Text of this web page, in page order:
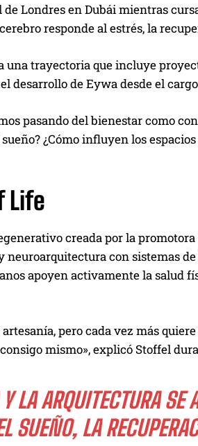
de Londres en Dubái mientras
responde al estrés, la
una trayectoria que incluye
desarrollo de Eywa desde el
pasando del bienestar como
¿Cómo influyen los
Life
creada por la
con sistemas
apoyen activamente la salud
pero cada vez más
mismo», explicó Stoffel
LA ARQUITECTURA
SUEÑO, LA